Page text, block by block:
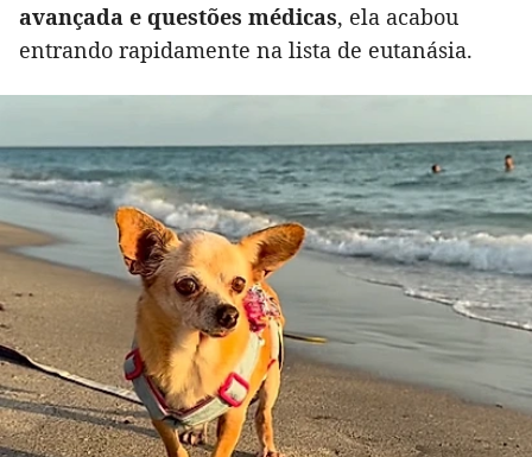
avançada e questões médicas, ela acabou
entrando rapidamente na lista de eutanásia.